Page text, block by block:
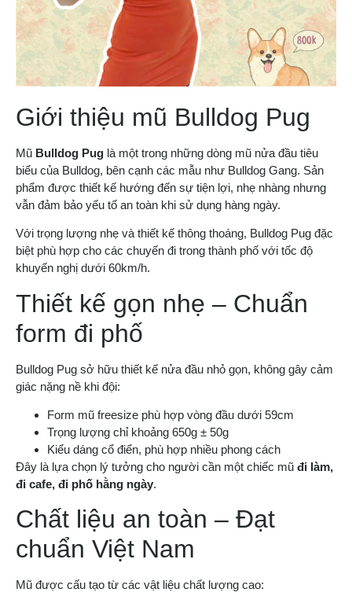
Giới thiệu mũ Bulldog Pug
Mũ Bulldog Pug là một trong những dòng mũ nửa đầu tiêu
biểu của Bulldog, bên cạnh các mẫu như Bulldog Gang. Sản
phẩm được thiết kế hướng đến sự tiện lợi, nhẹ nhàng nhưng
vẫn đảm bảo yếu tố an toàn khi sử dụng hàng ngày.
Với trọng lượng nhẹ và thiết kế thông thoáng, Bulldog Pug đặc
biệt phù hợp cho các chuyến đi trong thành phố với tốc độ
khuyến nghị dưới 60km/h.
Thiết kế gọn nhẹ – Chuẩn
form đi phố
Bulldog Pug sở hữu thiết kế nửa đầu nhỏ gọn, không gây cảm
giác nặng nề khi đội:
Form mũ freesize phù hợp vòng đầu dưới 59cm
Trọng lượng chỉ khoảng 650g ± 50g
Kiểu dáng cổ điển, phù hợp nhiều phong cách
Đây là lựa chọn lý tưởng cho người cần một chiếc mũ đi làm,
đi cafe, đi phố hằng ngày.
Chất liệu an toàn – Đạt
chuẩn Việt Nam
Mũ được cấu tạo từ các vật liệu chất lượng cao: